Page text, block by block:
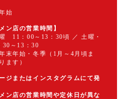
始
ン店の営業時間】
11：00～13：30頃 ／ 土曜・
～13：30
年始・冬季（1月～4月頃ま
ます）
ジまたはインスタグラムにて発
ン店の営業時間や定休日が異な